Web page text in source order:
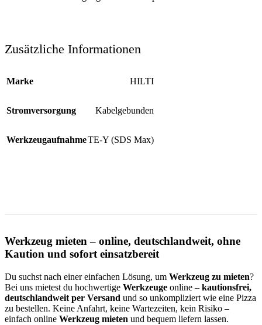
Zusätzliche Informationen
Marke HILTI
Stromversorgung Kabelgebunden
WerkzeugaufnahmeTE-Y (SDS Max)
Werkzeug mieten – online, deutschlandweit, ohne
Kaution und sofort einsatzbereit
Du suchst nach einer einfachen Lösung, um Werkzeug zu mieten?
Bei uns mietest du hochwertige Werkzeuge online – kautionsfrei,
deutschlandweit per Versand und so unkompliziert wie eine Pizza
zu bestellen. Keine Anfahrt, keine Wartezeiten, kein Risiko –
einfach online Werkzeug mieten und bequem liefern lassen.